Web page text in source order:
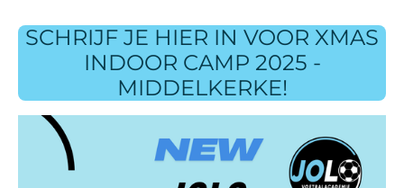
SCHRIJF JE HIER IN VOOR XMAS
INDOOR CAMP 2025 -
MIDDELKERKE!